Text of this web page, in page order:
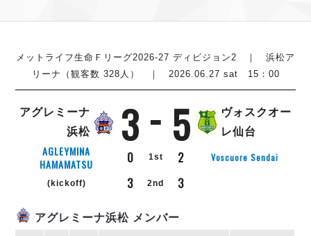
U-23選抜
チケット
メディア情報
その他
順位表
戦績表
警告・退場・出場停止選手
個人ランキング｜ゴール
個人ランキング｜シュート
個人ランキング｜シュート成功率
個人ランキング｜第2PK
メットライフ生命Ｆ２リーグ
エスポラーダ北海道
バルドラール浦安
フウガドールすみだ
立川アスレティックFC
ペスカドーラ町田
ボアルース長野
チケットを買う TICKET
アリーナ情報 ARENA
リーグ概要 ABOUT US
リーグ概要
過去の記録 ARCHIVE
メットライフ生命Ｆリーグ2026-27 ディビジョン2
｜ 浜松ア
リーナ（観客数 328人） ｜ 2026.06.27 sat 15：00
アグレミーナ
浜松
3 5
ヴォスクオー
レ仙台
AGLEYMINA
HAMAMATSU
0 1st 2 Voscuore Sendai
(kickoff) 3 2nd
3
アグレミーナ浜松 メンバー